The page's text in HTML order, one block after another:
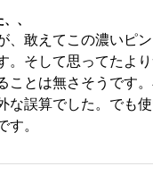
、
、敢えてこの濃いピ
。そして思ってたよ
ことは無さそうです
な誤算でした。でも
。